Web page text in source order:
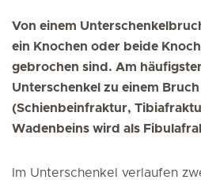
Von einem
ein Knochen oder beide
gebrochen sind. Am
Unterschenkel zu einem
(Schienbeinfraktur,
Wadenbeins wird als
Im Unterschenkel verlaufen